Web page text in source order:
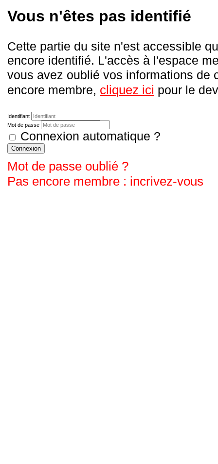
Vous n'êtes pas identifié
Cette partie du site n'est accessible
encore identifié. L'accès à l'espace
vous avez oublié vos informations de
encore membre, cliquez ici pour le
Identifiant
Mot de passe
Connexion automatique ?
Connexion
Mot de passe oublié ?
Pas encore membre : incrivez-vous